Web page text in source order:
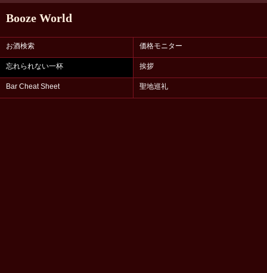
Booze World
お酒検索 価格モニター
忘れられない一杯 挨拶
Bar Cheat Sheet 聖地巡礼